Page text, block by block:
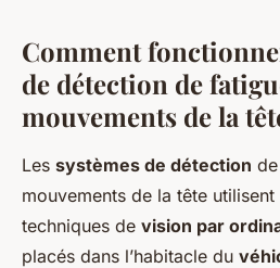
Comment
de détection de
mouvements de la
Les systèmes de détection de
mouvements de la tête
techniques de vision par
placés dans l’habitacle du